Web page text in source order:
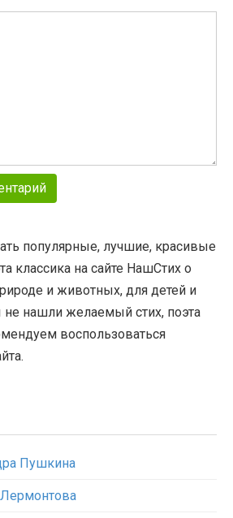
популярные, лучшие, красивые
классика на сайте НашСтих о
и животных, для детей и
нашли желаемый стих, поэта
воспользоваться
Пушкина